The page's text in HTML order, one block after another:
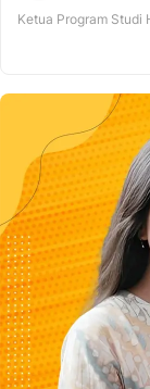
Ketua Program Studi